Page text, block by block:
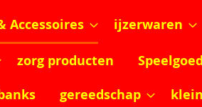
Accessoires ijzerwaren
zorg producten Speelgoed
gereedschap